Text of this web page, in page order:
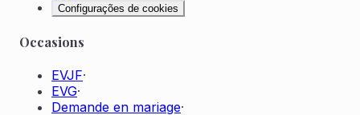
Configurações de cookies
Occasions
EVJF·
EVG·
Demande en mariage·